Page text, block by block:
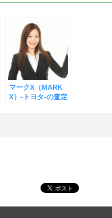
マークX（MARK
X）-トヨタ-の査定